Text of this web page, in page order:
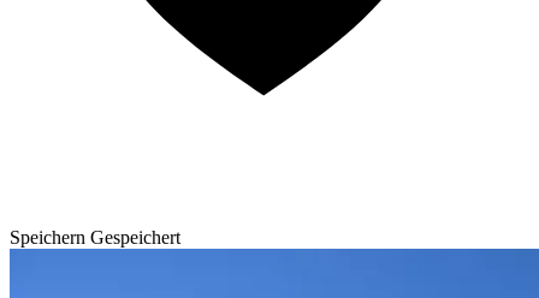
Speichern Gespeichert